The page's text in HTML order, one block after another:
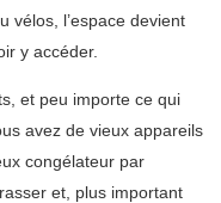
vélos, l’espace devient
y accéder.
et peu importe ce qui
avez de vieux appareils
congélateur par
et, plus important